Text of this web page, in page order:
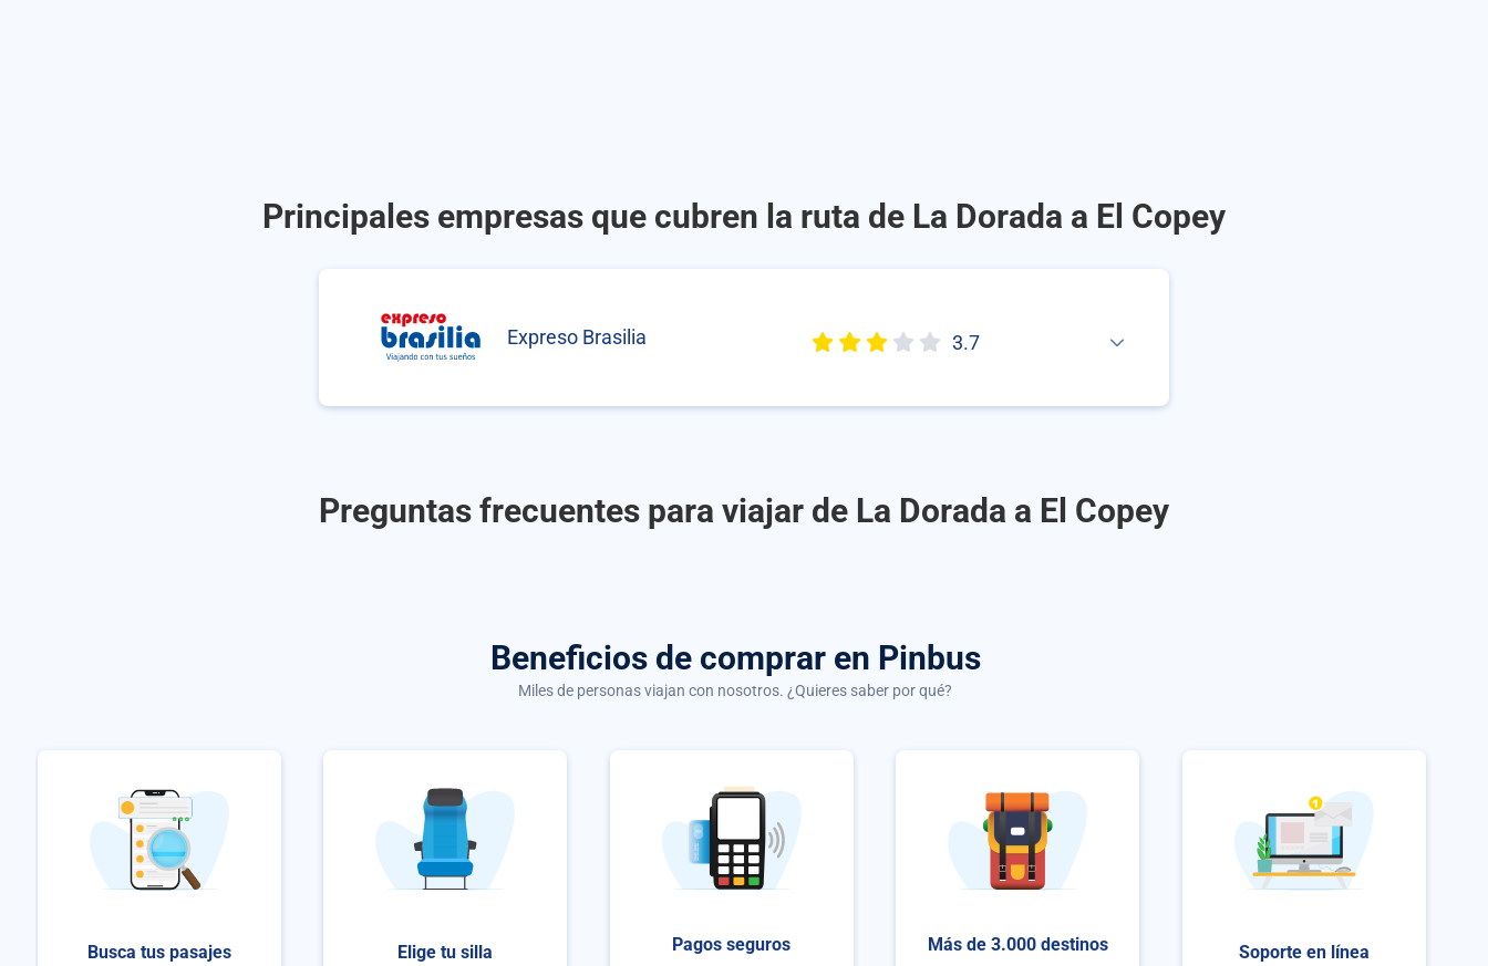
Principales empresas que cubren la ruta de La Dorada a El Copey
Expreso Brasilia 3.7
Preguntas frecuentes para viajar de La Dorada a El Copey
Beneficios de comprar en Pinbus
Miles de personas viajan con nosotros. ¿Quieres saber por qué?
Busca tus pasajes Elige tu silla Pagos seguros Más de 3.000 destinos Soporte en línea